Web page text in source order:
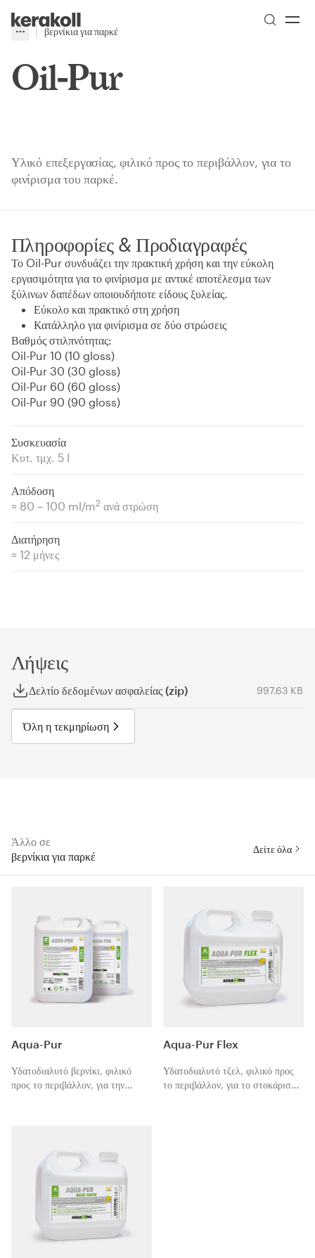
Go to Homepage
More
Toggle menu
βερνίκια για παρκέ
Oil-Pur
Υλικό επεξεργασίας, φιλικό προς το περιβάλλον, για το
φινίρισμα του παρκέ.
Πληροφορίες & Προδιαγραφές
Το Oil-Pur συνδυάζει την πρακτική χρήση και την εύκολη
εργασιμότητα για το φινίρισμα με αντικέ αποτέλεσμα των
ξύλινων δαπέδων οποιουδήποτε είδους ξυλείας.
Εύκολο και πρακτικό στη χρήση
Κατάλληλο για φινίρισμα σε δύο στρώσεις
Βαθμός στιλπνότητας:
Oil-Pur 10 (10 gloss)
Oil-Pur 30 (30 gloss)
Oil-Pur 60 (60 gloss)
Oil-Pur 90 (90 gloss)
Συσκευασία
Κυτ. τμχ. 5 l
Απόδοση
≈ 80 – 100 ml/m2 ανά στρώση
Διατήρηση
≈ 12 μήνες
Λήψεις
Δελτίο δεδομένων ασφαλείας (zip) 997.63 KB
Όλη η τεκμηρίωση
Άλλο σε
βερνίκια για παρκέ
Δείτε όλα
Aqua-Pur
Υδατοδιαλυτό βερνίκι, φιλικό
προς το περιβάλλον, για την
Aqua-Pur Flex
Υδατοδιαλυτό τζελ, φιλικό προς
το περιβάλλον, για το στοκάρισμα